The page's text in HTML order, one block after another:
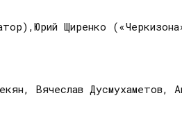
Щиренко
Вячеслав Дусмухаметов,